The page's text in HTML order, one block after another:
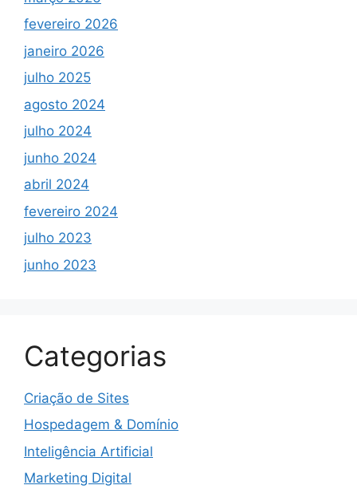
fevereiro 2026
janeiro 2026
julho 2025
agosto 2024
julho 2024
junho 2024
abril 2024
fevereiro 2024
julho 2023
junho 2023
Categorias
Criação de Sites
Hospedagem & Domínio
Inteligência Artificial
Marketing Digital